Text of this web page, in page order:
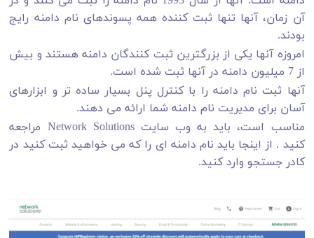
آن زمان، آنها تنها ثبت کننده همه پسوندهای نام دامنه رایج
بودند.
امروزه آنها یکی از بزرگترین ثبت کنندگان دامنه هستند و بیش
از 7 میلیون دامنه در آنها ثبت شده است.
آنها ثبت نام دامنه را با کنترل پنل بسیار ساده تر و ابزارهای
آسان برای مدیریت نام دامنه شما ارائه می دهند.
مناسب است، باید به وب سایت Network Solutions مراجعه
کنید . از اینجا باید نام دامنه ای را که می خواهید ثبت کنید در
کادر جستجو وارد کنید.